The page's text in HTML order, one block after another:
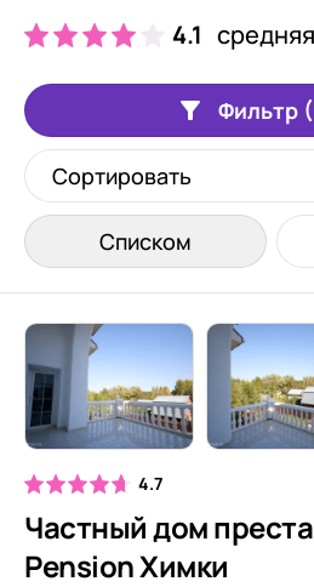
4.1
Фильтр
Сортировать
Списком
4.7
Частный дом
Pension Химки